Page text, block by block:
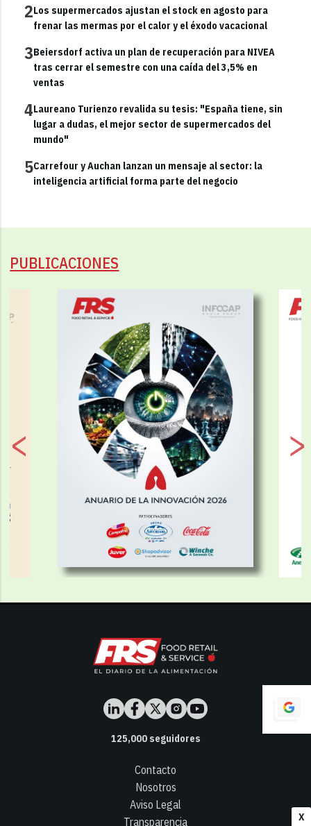
X
2Los supermercados ajustan el stock en agosto para
frenar las mermas por el calor y el éxodo vacacional
3Beiersdorf activa un plan de recuperación para NIVEA
tras cerrar el semestre con una caída del 3,5% en
ventas
4Laureano Turienzo revalida su tesis: "España tiene, sin
lugar a dudas, el mejor sector de supermercados del
mundo"
5Carrefour y Auchan lanzan un mensaje al sector: la
inteligencia artificial forma parte del negocio
PUBLICACIONES
125,000seguidores
Contacto
Nosotros
Aviso Legal
Transparencia